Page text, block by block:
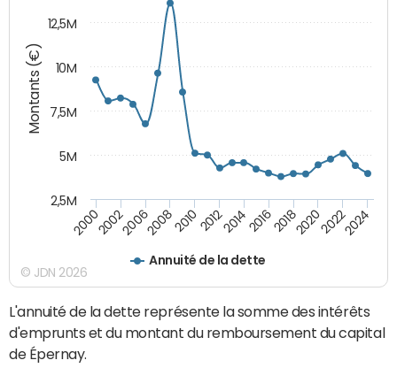
Montants (€)
Annuité de la dette
200020022006200820102012201420162018202020222024
2,5M
5M
7,5M
10M
12,5M
© JDN 2026
L'annuité de la dette représente la somme des intérêts
d'emprunts et du montant du remboursement du capital
de Épernay.